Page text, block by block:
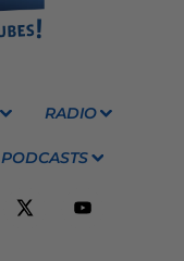
RADIO
PODCASTS